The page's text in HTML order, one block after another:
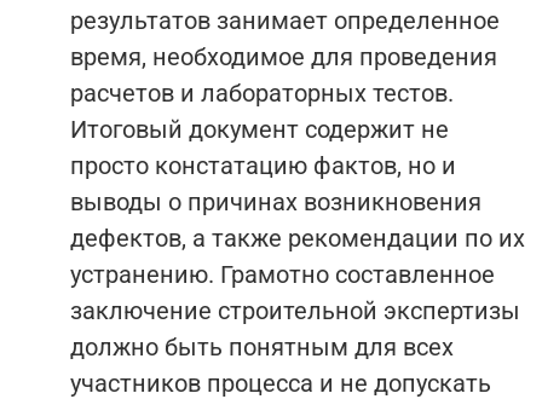
результатов занимает определенное
время, необходимое для проведения
расчетов и лабораторных тестов.
Итоговый документ содержит не
просто констатацию фактов, но и
выводы о причинах возникновения
дефектов, а также рекомендации по их
устранению. Грамотно составленное
заключение строительной экспертизы
должно быть понятным для всех
участников процесса и не допускать